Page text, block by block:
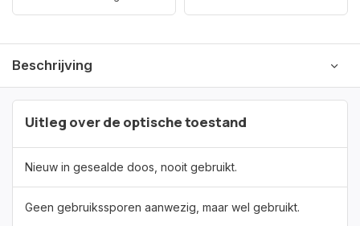
Beschrijving
Uitleg over de optische toestand
Nieuw in gesealde doos, nooit gebruikt.
Geen gebruikssporen aanwezig, maar wel gebruikt.